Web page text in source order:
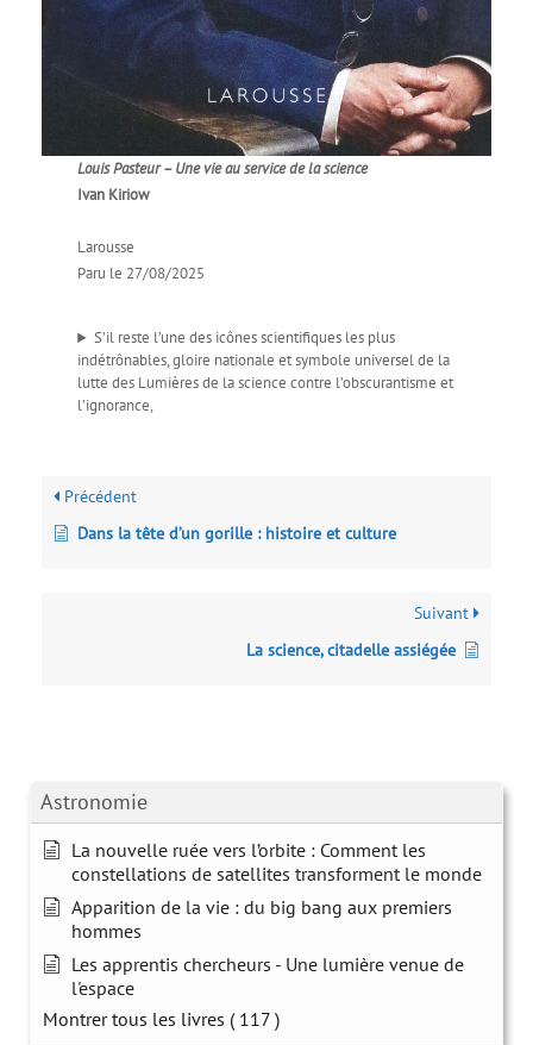
Astronomie
La nouvelle ruée vers l’orbite : Comment les
constellations de satellites transforment le monde
Apparition de la vie : du big bang aux premiers
hommes
Les apprentis chercheurs - Une lumière venue de
l'espace
Montrer tous les livres ( 117 )
Louis Pasteur – Une vie au service de la science
Ivan Kiriow
Larousse
Paru le 27/08/2025
S’il reste l’une des icônes scientifiques les plus
indétrônables, gloire nationale et symbole universel de la
lutte des Lumières de la science contre l’obscurantisme et
l’ignorance,
Précédent
Dans la tête d’un gorille : histoire et culture
Suivant
La science, citadelle assiégée